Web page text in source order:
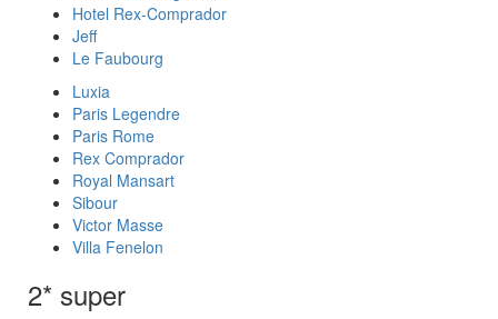
Hotel Rex-Comprador
Jeff
Le Faubourg
Luxia
Paris Legendre
Paris Rome
Rex Comprador
Royal Mansart
Sibour
Victor Masse
Villa Fenelon
2* super